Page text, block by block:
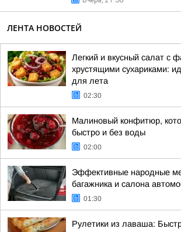
ЛЕНТА НОВОСТЕЙ
Легкий и вкусный салат с
хрустящими сухариками:
для лета
02:30
Малиновый конфитюр,
быстро и без воды
02:00
Эффективные народные
багажника и салона
01:30
Рулетики из лаваша: